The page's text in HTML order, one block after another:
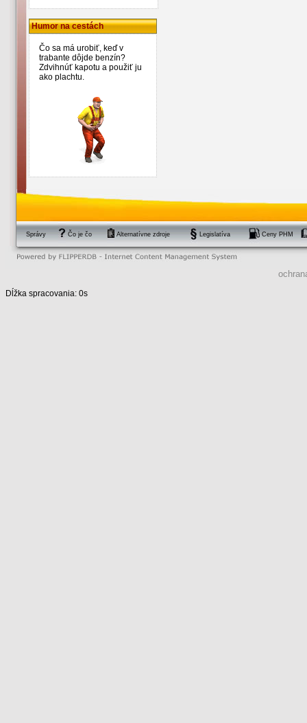
Humor na cestách
Čo sa má urobiť, keď v
trabante dôjde benzín?
Zdvihnúť kapotu a použiť ju
ako plachtu.
Správy Čo je čo Alternatívne zdroje Legislatíva Ceny PHM
Dĺžka spracovania: 0s